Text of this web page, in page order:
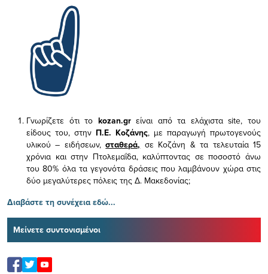
Γνωρίζετε ότι το kozan.gr είναι από τα ελάχισταsite, του
είδους του, στην Π.Ε. Κοζάνης, με παραγωγή πρωτογενούς
υλικού – ειδήσεων,σταθερά, σε Κοζάνη & τα τελευταία 15
χρόνια και στην Πτολεμαΐδα, καλύπτοντας σε ποσοστό άνω
του 80% όλα τα γεγονότα δράσεις που λαμβάνουν χώρα στις
δύο μεγαλύτερες πόλεις της Δ. Μακεδονίας;
Διαβάστε τη συνέχεια εδώ...
Μείνετε συντονισμένοι